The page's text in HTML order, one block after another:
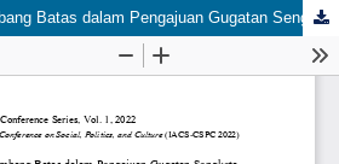
Konstitusionalitas Ambang Batas dalam Pengajuan Gugatan Sengketa Hasil Pilkada Serentak di Mahkamah Konstitusi